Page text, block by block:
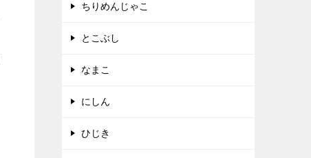
ちりめんじゃこ
とこぶし
なまこ
にしん
ひじき